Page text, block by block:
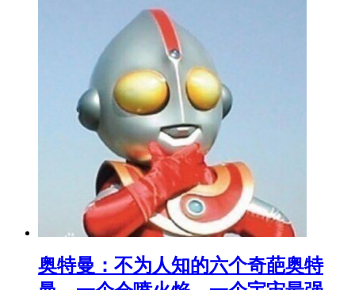
​奥特曼：不为人知的六个奇葩奥特